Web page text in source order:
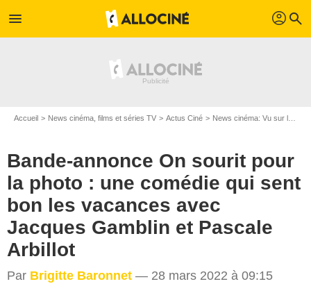
menu profil search
Accueil News cinéma, films et séries TV Actus Ciné News cinéma: Vu sur le web
Bande-annonce On sourit pour
la photo : une comédie qui sent
bon les vacances avec
Jacques Gamblin et Pascale
Arbillot
Par Brigitte Baronnet — 28 mars 2022 à 09:15